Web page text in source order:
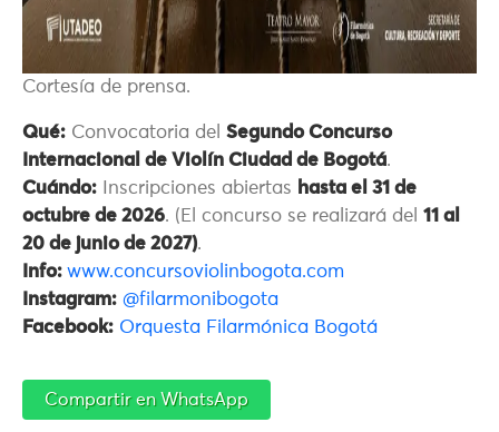
Cortesía de prensa.
Qué: Convocatoria del Segundo Concurso
Internacional de Violín Ciudad de Bogotá.
Cuándo: Inscripciones abiertas hasta el 31 de
octubre de 2026. (El concurso se realizará del 11 al
20 de junio de 2027).
Info: www.concursoviolinbogota.com
Instagram: @filarmonibogota
Facebook: Orquesta Filarmónica Bogotá
Compartir en WhatsApp